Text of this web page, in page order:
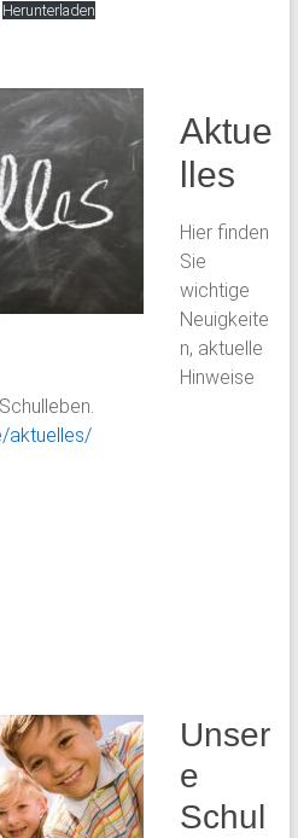
Herunterladen
Aktue
lles
Hier finden
Sie
wichtige
Neuigkeite
n, aktuelle
Hinweise
aktuelles/
Unser
e
Schul